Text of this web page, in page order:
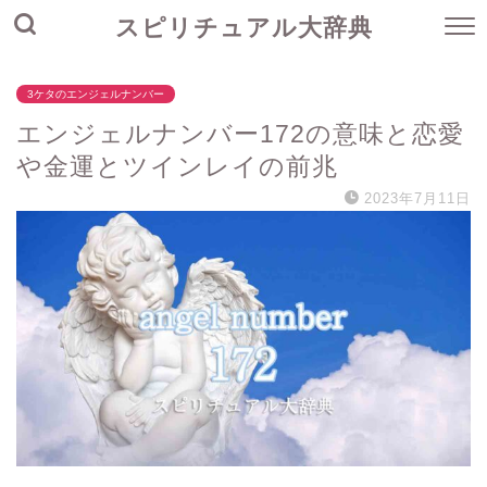
スピリチュアル大辞典
3ケタのエンジェルナンバー
エンジェルナンバー172の意味と恋愛
や金運とツインレイの前兆
2023年7月11日